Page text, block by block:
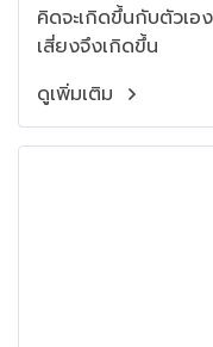
คิดจะเกิดขึ้นกับตัวเอ
เสี่ยงจึงเกิดขึ้น
ดูเพิ่มเติม